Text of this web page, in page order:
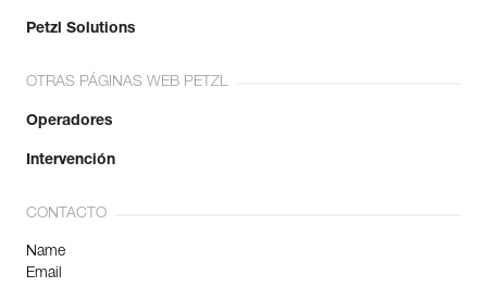
Petzl Solutions
OTRAS PÁGINAS WEB PETZL
Operadores
Intervención
CONTACTO
Name
Email